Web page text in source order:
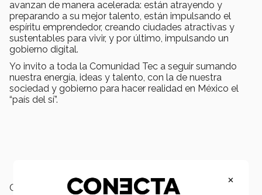
avanzan de manera acelerada: están atrayendo y
preparando a su mejor talento, están impulsando el
espíritu emprendedor, creando ciudades atractivas y
sustentables para vivir, y por último, impulsando un
gobierno digital.
Yo invito a toda la Comunidad Tec a seguir sumando
nuestra energía, ideas y talento, con la de nuestra
sociedad y gobierno para hacer realidad en México el
“país del sí”.
Campus:
×